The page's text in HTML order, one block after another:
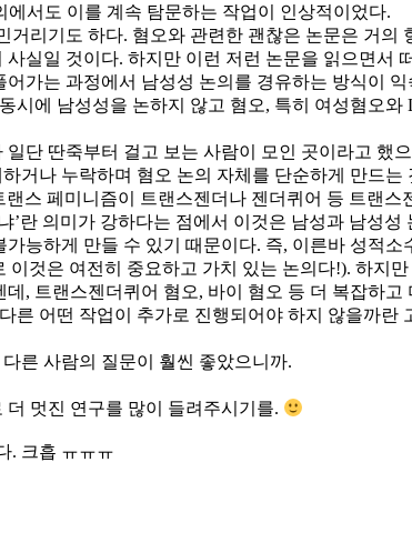
서도 이를 계속 탐문하는 작업이 인상적이었다.
리기도 하다. 혐오와 관련한 괜찮은 논문은 거
실일 것이다. 하지만 이런 저런 논문을 읽으면서
가는 과정에서 남성성 논의를 경유하는 방식이
시에 남성성을 논하지 않고 혐오, 특히 여성혐오
단 딴죽부터 걸고 보는 사람이 모인 곳이라고 했
거나 누락하며 혐오 논의 자체를 단순하게 만드
스 페미니즘이 트랜스젠더나 젠더퀴어 등 트랜
란 의미가 강하다는 점에서 이것은 남성과 남성
능하게 만들 수 있기 때문이다. 즉, 이른바 성적
것은 여전히 중요하고 가치 있는 논의다!). 하지
, 트랜스젠더퀴어 혐오, 바이 혐오 등 더 복잡하
른 어떤 작업이 추가로 진행되어야 하지 않을까란
른 사람의 질문이 훨씬 좋았으니까.
멋진 연구를 많이 들려주시기를.
. 크흡 ㅠㅠㅠ